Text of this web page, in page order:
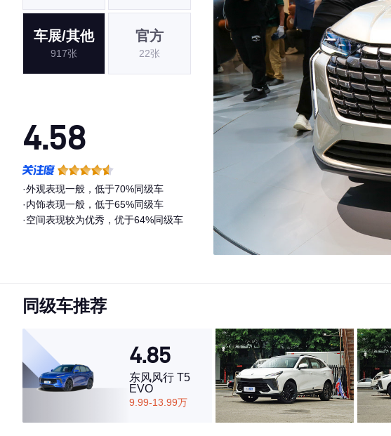
车展/其他
917张
官方
22张
4.58
·外观表现一般，低于70%同级车
·内饰表现一般，低于65%同级车
·空间表现较为优秀，优于64%同级车
同级车推荐
4.85
东风风行 T5
EVO
9.99-13.99万